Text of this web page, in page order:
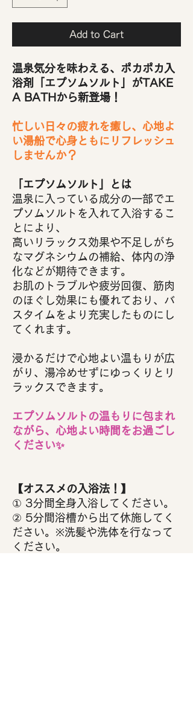
Add to Cart
温泉気分を味わえる、ポカポカ入
浴剤「エプソムソルト」がTAKE
A BATHから新登場！
忙しい日々の疲れを癒し、心地よ
い湯船で心身ともにリフレッシュ
しませんか？
「エプソムソルト」とは
温泉に入っている成分の一部でエ
プソムソルトを入れて入浴するこ
とにより、
高いリラックス効果や不足しがち
なマグネシウムの補給、体内の浄
化などが期待できます。
お肌のトラブルや疲労回復、筋肉
のほぐし効果にも優れており、バ
スタイムをより充実したものにし
てくれます。
浸かるだけで心地よい温もりが広
がり、湯冷めせずにゆっくりとリ
ラックスできます。
エプソムソルトの温もりに包まれ
ながら、心地よい時間をお過ごし
ください✨
【オススメの入浴法！】
① 3分間全身入浴してください。
② 5分間浴槽から出て休施してく
ださい。※洗髪や洗体を行なって
ください。